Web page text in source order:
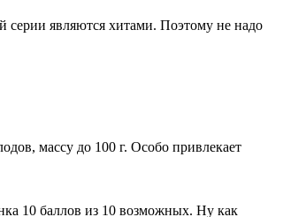
серии являются хитами. Поэтому не надо
массу до 100 г. Особо привлекает
10 баллов из 10 возможных. Ну как